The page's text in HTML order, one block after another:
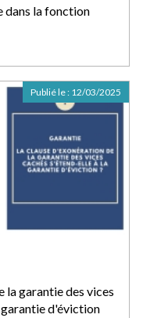
dans la fonction
la garantie des vices
garantie d'éviction
Publié le : 12/03/2025